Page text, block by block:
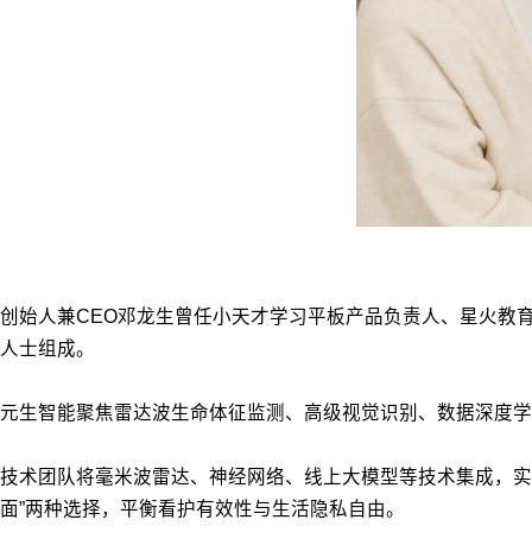
创始人兼CEO邓龙生曾任小天才学习平板产品负责人、星火
人士组成。
元生智能聚焦雷达波生命体征监测、高级视觉识别、数据深度
技术团队将毫米波雷达、神经网络、线上大模型等技术集成，
面”两种选择，平衡看护有效性与生活隐私自由。